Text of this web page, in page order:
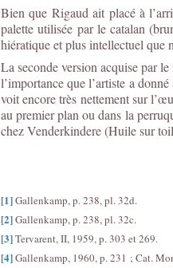
Bien que Rigaud ait placé à
palette utilisée par le catalan
hiératique et plus intellectuel que
La seconde version acquise par
l’importance que l’artiste a
voit encore très nettement sur
au premier plan ou dans la
chez Venderkindere (Huile sur
[1]Gallenkamp, p. 238, pl. 32d.
[2]Gallenkamp, p. 238, pl. 32c.
[3]Tervarent, II, 1959, p. 303 et 269.
[4]Gallenkamp, 1960, p. 231 ; Cat.